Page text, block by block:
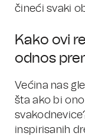
čineći svaki
Kako ovi
odnos
Većina nas
šta ako bi
inspirisanih